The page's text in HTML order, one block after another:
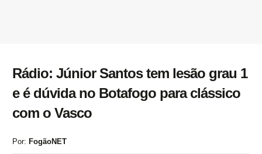
Rádio: Júnior Santos tem lesão grau 1
e é dúvida no Botafogo para clássico
com o Vasco
Por: FogãoNET